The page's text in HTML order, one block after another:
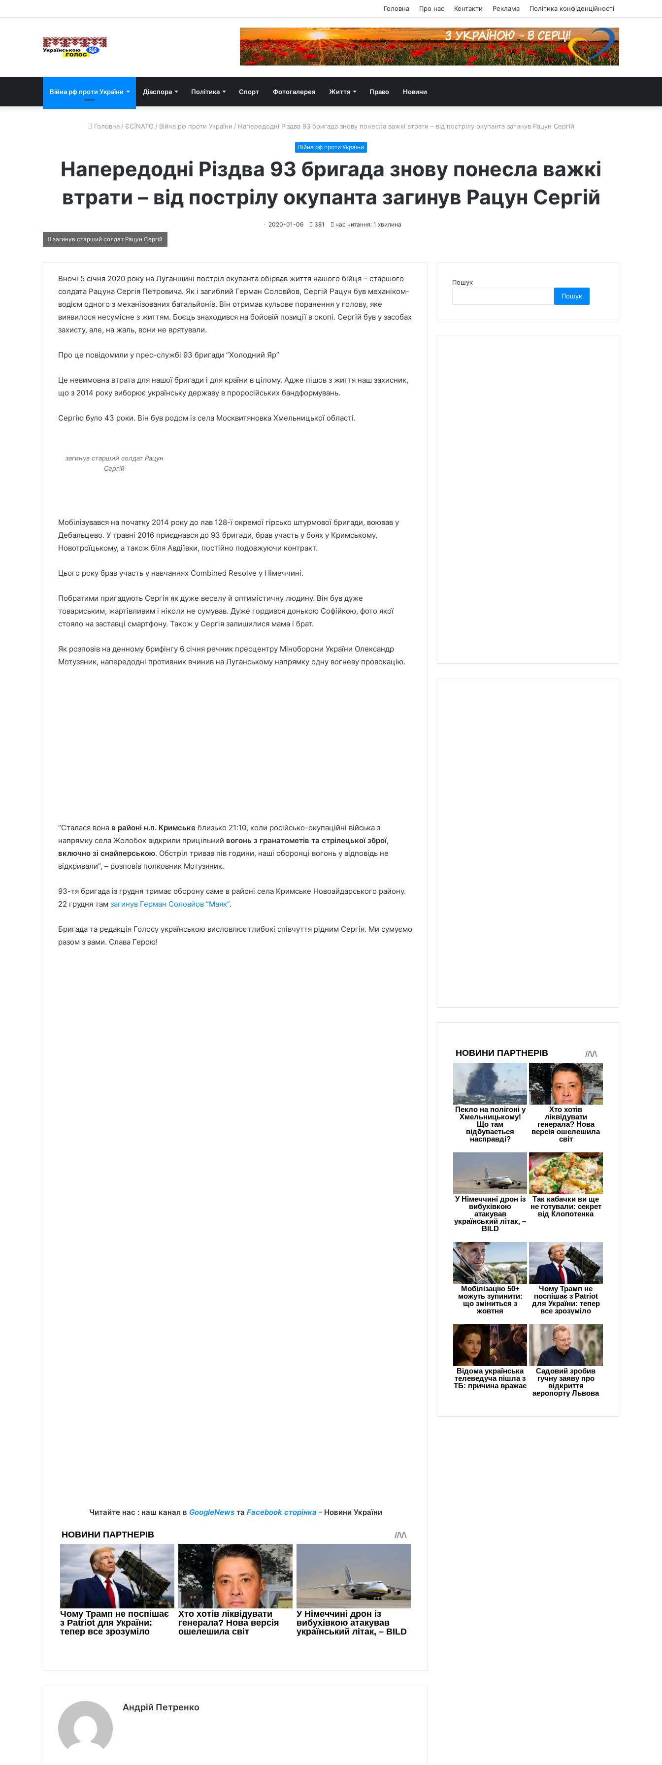
Головна Про нас Контакти Реклама Політика конфіденційності
Війна рф проти України Діаспора Політика Спорт Фотогалерея Життя Право Новини
Головна / ЄС|NATO / Війна рф проти України / Напередодні Різдва 93 бригада знову понесла важкі втрати – від пострілу окупанта загинув Рацун Сергій
Війна рф проти України
Напередодні Різдва 93 бригада знову понесла важкі
втрати – від пострілу окупанта загинув Рацун Сергій
2020-01-06 381 час читання: 1 хвилина
загинув старший солдат Рацун Сергій
Вночі 5 січня 2020 року на Луганщині постріл окупанта обірвав життя нашого бійця – старшого
солдата Рацуна Сергія Петровича. Як і загиблий Герман Соловйов, Сергій Рацун був механіком-
водієм одного з механізованих батальйонів. Він отримав кульове поранення у голову, яке
виявилося несумісне з життям. Боєць знаходився на бойовій позиції в окопі. Сергій був у засобах
захисту, але, на жаль, вони не врятували.
Про це повідомили у прес-службі 93 бригади “Холодний Яр”
Це невимовна втрата для нашої бригади і для країни в цілому. Адже пішов з життя наш захисник,
що з 2014 року виборює українську державу в проросійських бандформувань.
Сергію було 43 роки. Він був родом із села Москвитяновка Хмельницької області.
загинув старший солдат Рацун
Сергій
Мобілізувався на початку 2014 року до лав 128-ї окремої гірсько штурмової бригади, воював у
Дебальцево. У травні 2016 приєднався до 93 бригади, брав участь у боях у Кримському,
Новотроїцькому, а також біля Авдіївки, постійно подовжуючи контракт.
Цього року брав участь у навчаннях Combined Resolve у Німеччині.
Побратими пригадують Сергія як дуже веселу й оптимістичну людину. Він був дуже
товариським, жартівливим і ніколи не сумував. Дуже гордився донькою Софійкою, фото якої
стояло на заставці смартфону. Також у Сергія залишилися мама і брат.
Як розповів на денному брифінгу 6 січня речник пресцентру Міноборони України Олександр
Мотузяник, напередодні противник вчинив на Луганському напрямку одну вогневу провокацію.
“Сталася вона в районі н.п. Кримське близько 21:10, коли російсько-окупаційні війська з
напрямку села Жолобок відкрили прицільний вогонь з гранатометів та стрілецької зброї,
включно зі снайперською. Обстріл тривав пів години, наші оборонці вогонь у відповідь не
відкривали”, – розповів полковник Мотузяник.
93-тя бригада із грудня тримає оборону саме в районі села Кримське Новоайдарського району.
22 грудня там загинув Герман Соловйов “Маяк”.
Бригада та редакція Голосу українською висловлює глибокі співчуття рідним Сергія. Ми сумуємо
разом з вами. Слава Герою!
Читайте нас : наш канал в GoogleNewsта Facebook сторінка - Новини України
Андрій Петренко
Пошук
Пошук